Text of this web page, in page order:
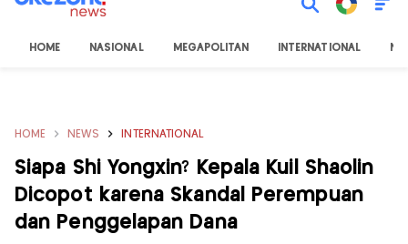
HOME NASIONAL MEGAPOLITAN INTERNATIONAL
HOME NEWS INTERNATIONAL
Siapa Shi Yongxin? Kepala Kuil Shaolin
Dicopot karena Skandal Perempuan
dan Penggelapan Dana